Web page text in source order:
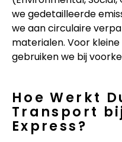
we gedetailleerde
we aan circulaire
materialen. Voor
gebruiken we bij
Hoe Werkt
Transport bij
Express?